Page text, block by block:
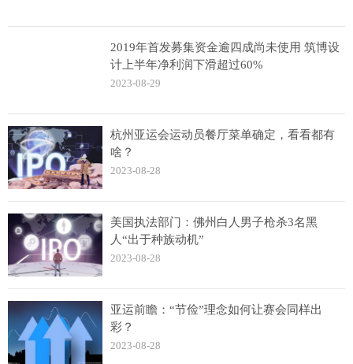
2019年首发募集资金逾四成尚未使用 筑博设
计上半年净利润下滑超过60%
2023-08-29
杭州亚运会运动员餐厅菜单确定，看看都有
啥？
2023-08-28
美国执法部门：佛州白人男子枪杀3名黑
人“出于种族动机”
2023-08-28
亚运前瞻：“节俭”理念如何让赛会同样出
彩？
2023-08-28